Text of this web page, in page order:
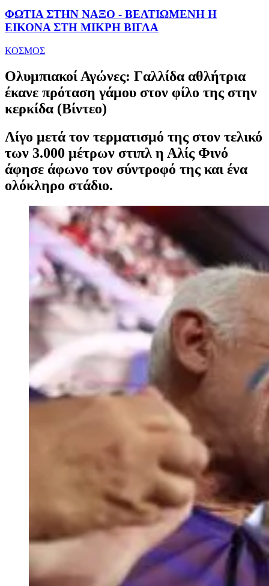
ΦΩΤΙΑ ΣΤΗΝ ΝΑΞΟ - ΒΕΛΤΙΩΜΕΝΗ Η
ΕΙΚΟΝΑ ΣΤΗ ΜΙΚΡΗ ΒΙΓΛΑ
ΚΟΣΜΟΣ
Ολυμπιακοί Αγώνες: Γαλλίδα αθλήτρια
έκανε πρόταση γάμου στον φίλο της στην
κερκίδα (Βίντεο)
Λίγο μετά τον τερματισμό της στον τελικό
των 3.000 μέτρων στιπλ η Αλίς Φινό
άφησε άφωνο τον σύντροφό της και ένα
ολόκληρο στάδιο.